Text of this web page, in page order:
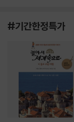
#기간한정특가